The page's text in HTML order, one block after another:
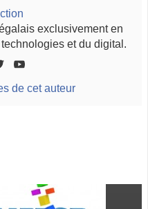
exclusivement en
et du digital.
de cet auteur